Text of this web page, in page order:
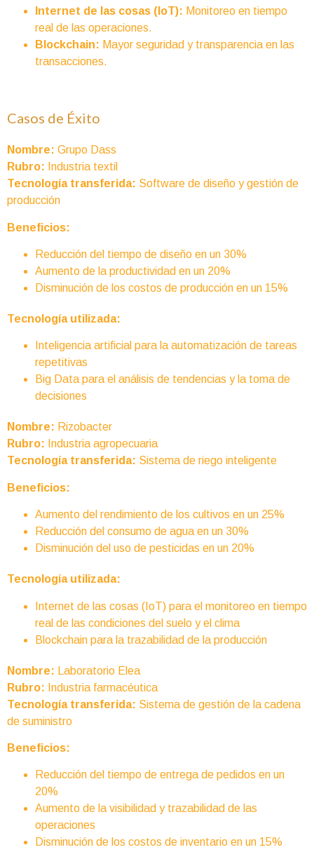
Internet de las cosas (IoT): Monitoreo en tiempo
real de las operaciones.
Blockchain: Mayor seguridad y transparencia en las
transacciones.
Casos de Éxito
Nombre: Grupo Dass
Rubro: Industria textil
Tecnología transferida: Software de diseño y gestión de
producción
Beneficios:
Reducción del tiempo de diseño en un 30%
Aumento de la productividad en un 20%
Disminución de los costos de producción en un 15%
Tecnología utilizada:
Inteligencia artificial para la automatización de tareas
repetitivas
Big Data para el análisis de tendencias y la toma de
decisiones
Nombre: Rizobacter
Rubro: Industria agropecuaria
Tecnología transferida: Sistema de riego inteligente
Beneficios:
Aumento del rendimiento de los cultivos en un 25%
Reducción del consumo de agua en un 30%
Disminución del uso de pesticidas en un 20%
Tecnología utilizada:
Internet de las cosas (IoT) para el monitoreo en tiempo
real de las condiciones del suelo y el clima
Blockchain para la trazabilidad de la producción
Nombre: Laboratorio Elea
Rubro: Industria farmacéutica
Tecnología transferida: Sistema de gestión de la cadena
de suministro
Beneficios:
Reducción del tiempo de entrega de pedidos en un
20%
Aumento de la visibilidad y trazabilidad de las
operaciones
Disminución de los costos de inventario en un 15%